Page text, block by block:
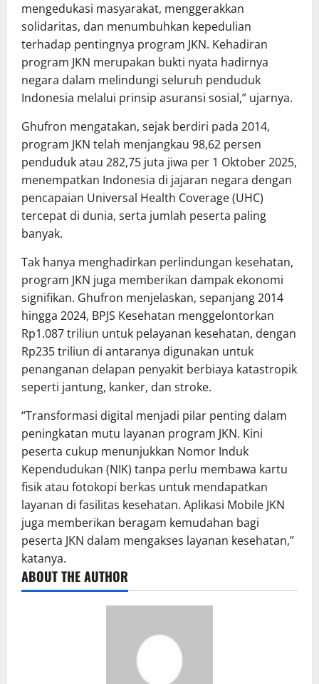
mengedukasi masyarakat, menggerakkan
solidaritas, dan menumbuhkan kepedulian
terhadap pentingnya program JKN. Kehadiran
program JKN merupakan bukti nyata hadirnya
negara dalam melindungi seluruh penduduk
Indonesia melalui prinsip asuransi sosial,” ujarnya.
Ghufron mengatakan, sejak berdiri pada 2014,
program JKN telah menjangkau 98,62 persen
penduduk atau 282,75 juta jiwa per 1 Oktober 2025,
menempatkan Indonesia di jajaran negara dengan
pencapaian Universal Health Coverage (UHC)
tercepat di dunia, serta jumlah peserta paling
banyak.
Tak hanya menghadirkan perlindungan kesehatan,
program JKN juga memberikan dampak ekonomi
signifikan. Ghufron menjelaskan, sepanjang 2014
hingga 2024, BPJS Kesehatan menggelontorkan
Rp1.087 triliun untuk pelayanan kesehatan, dengan
Rp235 triliun di antaranya digunakan untuk
penanganan delapan penyakit berbiaya katastropik
seperti jantung, kanker, dan stroke.
“Transformasi digital menjadi pilar penting dalam
peningkatan mutu layanan program JKN. Kini
peserta cukup menunjukkan Nomor Induk
Kependudukan (NIK) tanpa perlu membawa kartu
fisik atau fotokopi berkas untuk mendapatkan
layanan di fasilitas kesehatan. Aplikasi Mobile JKN
juga memberikan beragam kemudahan bagi
peserta JKN dalam mengakses layanan kesehatan,”
katanya.
ABOUT THE AUTHOR